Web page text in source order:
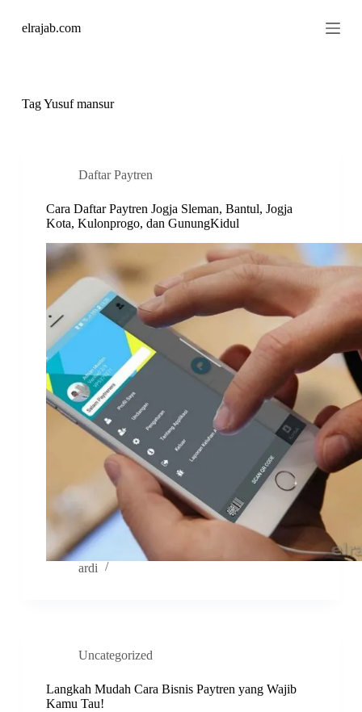
kelrajab.com
TagYusuf mansur
Daftar Paytren
Cara Daftar Paytren Jogja Sleman, Bantul, Jogja
Kota, Kulonprogo, dan GunungKidul
ardi
Uncategorized
Langkah Mudah Cara Bisnis Paytren yang Wajib
Kamu Tau!